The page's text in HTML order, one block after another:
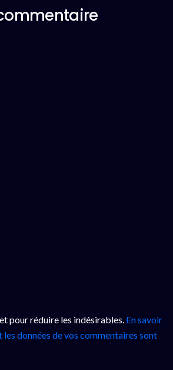
pour réduire les indésirables. En savoir
les données de vos commentaires sont